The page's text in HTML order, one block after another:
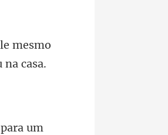
mesmo
um